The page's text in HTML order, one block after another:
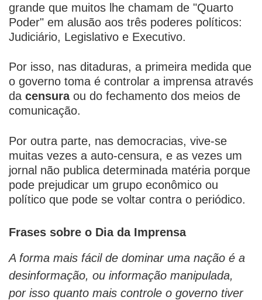
grande que muitos lhe chamam de "Quarto
Poder" em alusão aos três poderes políticos:
Judiciário, Legislativo e Executivo.
Por isso, nas ditaduras, a primeira medida que
o governo toma é controlar a imprensa através
da censuraou do fechamento dos meios de
comunicação.
Por outra parte, nas democracias, vive-se
muitas vezes a auto-censura, e as vezes um
jornal não publica determinada matéria porque
pode prejudicar um grupo econômico ou
político que pode se voltar contra o periódico.
Frases sobre o Dia da Imprensa
A forma mais fácil de dominar uma nação é a
desinformação, ou informação manipulada,
por isso quanto mais controle o governo tiver